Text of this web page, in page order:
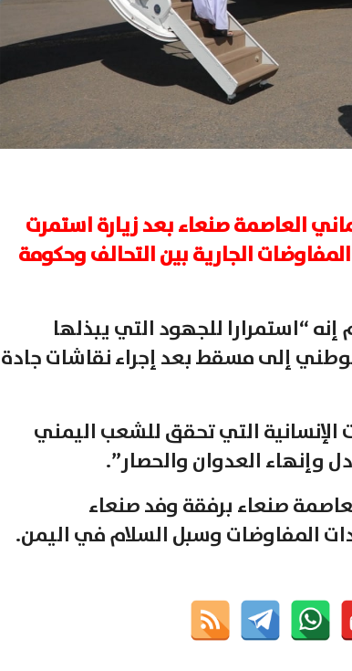
العاصمة صنعاء بعد زيارة استمرت
الجارية بين التحالف وحكومة
“استمرارا للجهود التي يبذلها
إلى مسقط بعد إجراء نقاشات جادة
الإنسانية التي تحقق للشعب اليمني
وإنهاء العدوان والحصار”.
صنعاء برفقة وفد صنعاء
المفاوضات وسبل السلام في اليمن.